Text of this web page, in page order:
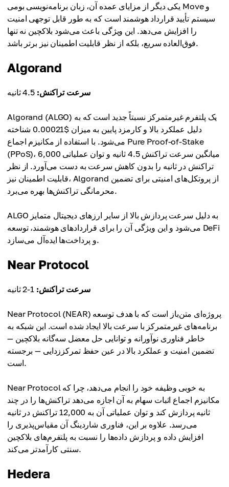
یکی دیگر از مزایای عمده آن، زبان برنامه‌نویسی بومی Move و
سیستم تأیید قرارداد هوشمند است که به طور قابل توجهی امنیت
را افزایش می‌دهد. این ویژگی باعث می‌شود بلاکچین نه تنها
فوق‌العاده سریع، بلکه از نظر قابلیت اطمینان نیز برتر باشد.
Algorand
سرعت تراکنش: 4.5 ثانیه
Algorand (ALGO) یک پلتفرم غیرمتمرکز نسبتاً جدید است که به
دلیل عملکرد بالا و کارمزد پایین به میزان $0.00021 شناخته
می‌شود. با استفاده از مکانیزم اجماع Pure Proof-of-Stake
(PPoS)، میانگین سرعت تراکنش 4.5 ثانیه و توان عملیاتی 6,000
تراکنش در ثانیه را بدون کاهش سرعت به دست می‌آورد. از نظر
قابلیت اطمینان نیز، Algorand از پروتکل‌های امنیتی برای تضمین
محرمانگی تراکنش‌ها بهره می‌برد.
ALGO به دلیل سرعت پردازش بالا از سایر ارزهای دیجیتال متمایز
می‌شود و این ویژگی آن را برای قراردادهای هوشمند، توسعه DeFi
و پرداخت‌ها ایده‌آل می‌سازد.
Near Protocol
سرعت تراکنش: 1-2 ثانیه
Near Protocol (NEAR) پروژه‌ای متن‌باز است که با هدف توسعه
برنامه‌های غیرمتمرکز با سرعت بالا ایجاد شده است. این شبکه به
خاطر فناوری نوآورانه و توانایی حل معضل سه‌گانه بلاکچین —
تضمین امنیت و عملکرد بالا در عین حفظ تمرکززدایی — برجسته
است.
Near Protocol به خوبی وظیفه خود را انجام می‌دهد، چرا که
مکانیزم اجماع اثبات سهام به آن اجازه می‌دهد تراکنش‌ها را در چند
ثانیه پردازش کند و توان عملیاتی آن به 12,000 تراکنش در ثانیه
می‌رسد. علاوه بر این، فناوری شاردینگ آن مقیاس‌پذیری را
افزایش داده و پردازش داده‌ها را نسبت به پلتفرم‌های بلاکچین
سنتی کارآمدتر می‌کند.
Hedera